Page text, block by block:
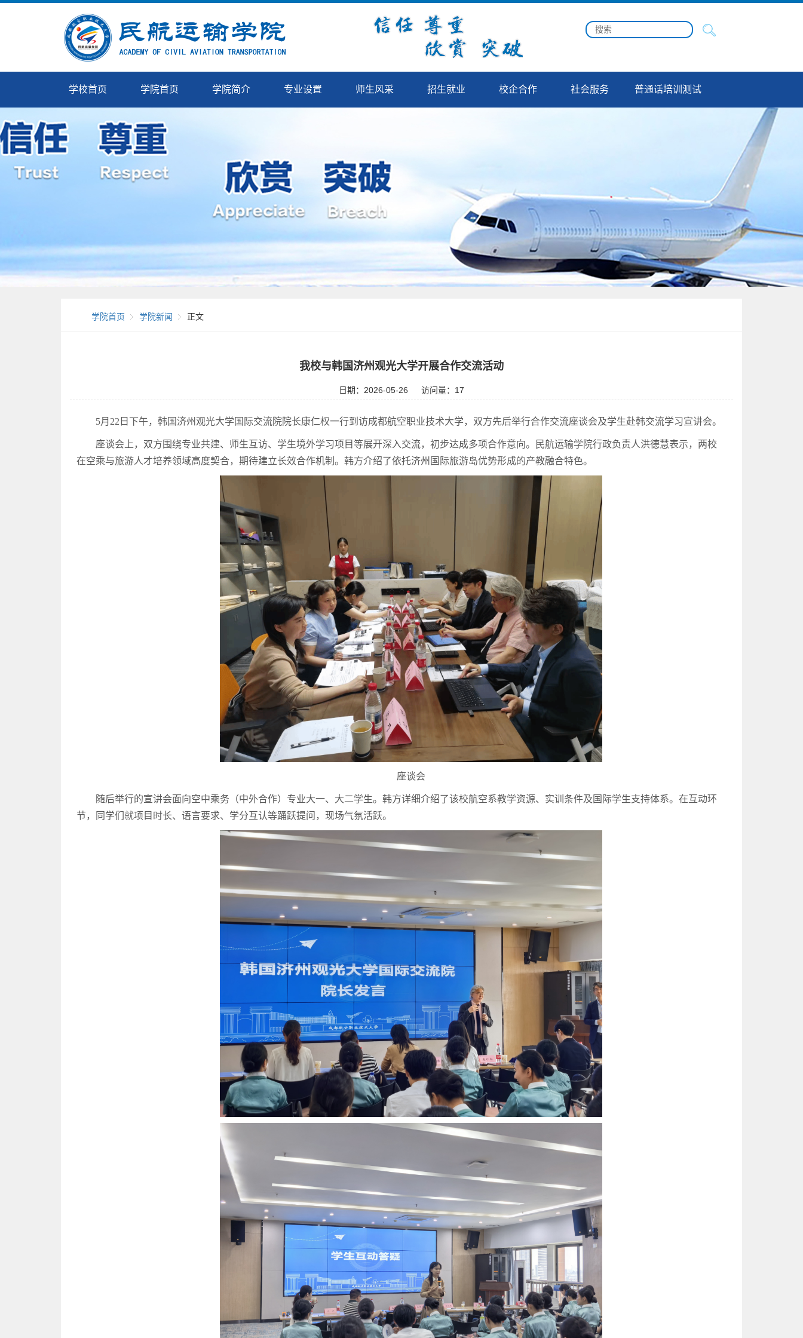
学校首页 学院首页 学院简介 专业设置 师生风采 招生就业 校企合作 社会服务 普通话培训测试
学院首页 学院新闻 正文
我校与韩国济州观光大学开展合作交流活动
日期：2026-05-26 访问量： 17
5月22日下午，韩国济州观光大学国际交流院院长康仁权一行到访成都航空职业技术大学，双方先后举行合作交流座谈会及学生赴韩交流学习宣讲会。
座谈会上，双方围绕专业共建、师生互访、学生境外学习项目等展开深入交流，初步达成多项合作意向。民航运输学院行政负责人洪德慧表示，两校
在空乘与旅游人才培养领域高度契合，期待建立长效合作机制。韩方介绍了依托济州国际旅游岛优势形成的产教融合特色。
座谈会
随后举行的宣讲会面向空中乘务（中外合作）专业大一、大二学生。韩方详细介绍了该校航空系教学资源、实训条件及国际学生支持体系。在互动环
节，同学们就项目时长、语言要求、学分互认等踊跃提问，现场气氛活跃。